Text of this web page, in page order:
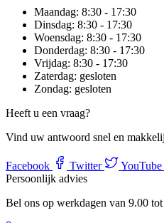
Maandag: 8:30 - 17:30
Dinsdag: 8:30 - 17:30
Woensdag: 8:30 - 17:30
Donderdag: 8:30 - 17:30
Vrijdag: 8:30 - 17:30
Zaterdag: gesloten
Zondag: gesloten
Heeft u een vraag?
Vind uw antwoord snel en
Facebook Twitter YouTube
Persoonlijk advies
Bel ons op werkdagen van 9.00